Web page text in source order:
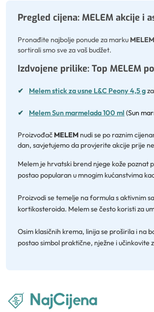
Pregled cijena: MELEM akcije i
Pronađite najbolje ponude za marku MELEM
sortirali smo sve za vaš budžet.
Izdvojene prilike: Top MELEM
✔ Melem stick za usne L&C Peony 4,5 gza
✔ Melem Sun marmelada 100 ml (Sun
Proizvođač MELEM nudi se po raznim
dan, savjetujemo da provjerite akcije prije
Melem je hrvatski brend njege kože poznat
postao popularan u mnogim kućanstvima
Proizvodi se temelje na formula s aktivnim
kortikosteroida. Melem se često koristi za
Osim klasičnih krema, linija se proširila i na
postao simbol praktične, nježne i učinkovite